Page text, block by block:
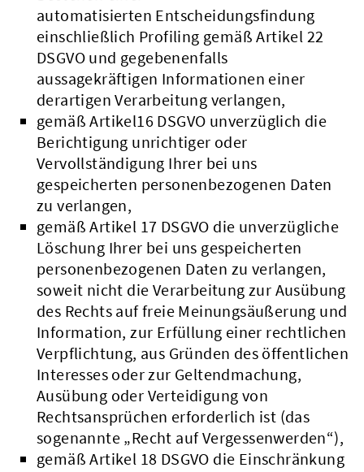
automatisierten Entscheidungsfindung
einschließlich Profiling gemäß Artikel 22
DSGVO und gegebenenfalls
aussagekräftigen Informationen einer
derartigen Verarbeitung verlangen,
gemäß Artikel16 DSGVO unverzüglich die
Berichtigung unrichtiger oder
Vervollständigung Ihrer bei uns
gespeicherten personenbezogenen Daten
zu verlangen,
gemäß Artikel 17 DSGVO die unverzügliche
Löschung Ihrer bei uns gespeicherten
personenbezogenen Daten zu verlangen,
soweit nicht die Verarbeitung zur Ausübung
des Rechts auf freie Meinungsäußerung und
Information, zur Erfüllung einer rechtlichen
Verpflichtung, aus Gründen des öffentlichen
Interesses oder zur Geltendmachung,
Ausübung oder Verteidigung von
Rechtsansprüchen erforderlich ist (das
sogenannte „Recht auf Vergessenwerden“),
gemäß Artikel 18 DSGVO die Einschränkung